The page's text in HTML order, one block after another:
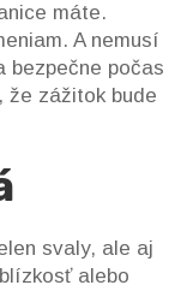
máte.
A nemusí
bezpečne počas
že zážitok bude
svaly, ale aj
alebo